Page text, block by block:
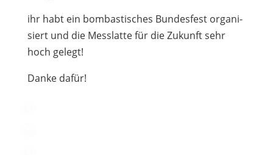
ihr habt ein bom­bas­ti­sches Bun­des­fest orga­ni­
siert und die Mess­latte für die Zukunft sehr
hoch gelegt!
Danke dafür!